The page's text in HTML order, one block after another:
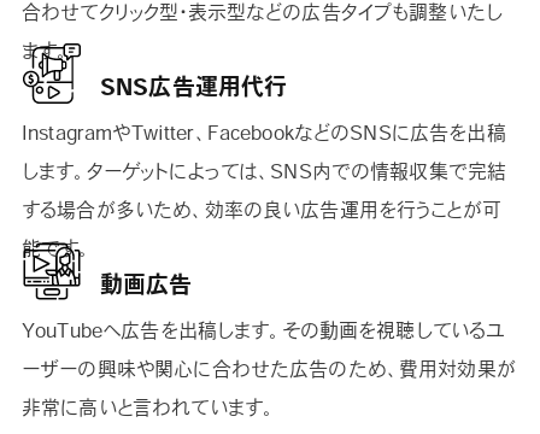
合わせてクリック型・表示型などの広告タイプも調整いたし
ます。
SNS広告運用代行
InstagramやTwitter、FacebookなどのSNSに広告を出稿
します。ターゲットによっては、SNS内での情報収集で完結
する場合が多いため、効率の良い広告運用を行うことが可
能です。
動画広告
YouTubeへ広告を出稿します。その動画を視聴しているユ
ーザーの興味や関心に合わせた広告のため、費用対効果が
非常に高いと言われています。